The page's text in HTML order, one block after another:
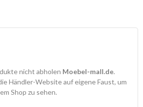
nicht abholen Moebel-mall.de.
Händler-Website auf eigene Faust, um
Shop zu sehen.